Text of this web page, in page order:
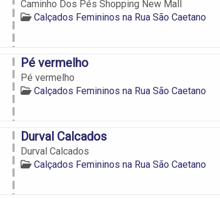
Caminho Dos Pés Shopping New Mall
Calçados Femininos na Rua São Caetano
Pé vermelho
Pé vermelho
Calçados Femininos na Rua São Caetano
Durval Calcados
Durval Calcados
Calçados Femininos na Rua São Caetano